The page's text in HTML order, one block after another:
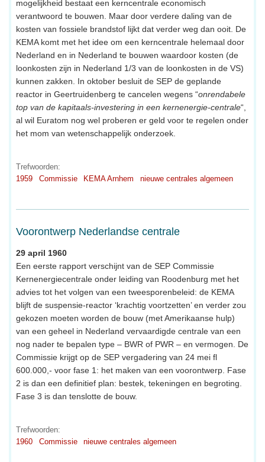
mogelijkheid bestaat een kerncentrale economisch
verantwoord te bouwen. Maar door verdere daling van de
kosten van fossiele brandstof lijkt dat verder weg dan ooit. De
KEMA komt met het idee om een kerncentrale helemaal door
Nederland en in Nederland te bouwen waardoor kosten (de
loonkosten zijn in Nederland 1/3 van de loonkosten in de VS)
kunnen zakken. In oktober besluit de SEP de geplande
reactor in Geertruidenberg te cancelen wegens “onrendabele
top van de kapitaals-investering in een kernenergie-centrale“,
al wil Euratom nog wel proberen er geld voor te regelen onder
het mom van wetenschappelijk onderzoek.
Trefwoorden:
1959
Commissie KEMA Arnhem nieuwe centrales algemeen
Voorontwerp Nederlandse centrale
29 april 1960
Een eerste rapport verschijnt van de SEP Commissie
Kernenergiecentrale onder leiding van Roodenburg met het
advies tot het volgen van een tweesporenbeleid: de KEMA
blijft de suspensie-reactor ‘krachtig voortzetten’ en verder zou
gekozen moeten worden de bouw (met Amerikaanse hulp)
van een geheel in Nederland vervaardigde centrale van een
nog nader te bepalen type – BWR of PWR – en vermogen. De
Commissie krijgt op de SEP vergadering van 24 mei fl
600.000,- voor fase 1: het maken van een voorontwerp. Fase
2 is dan een definitief plan: bestek, tekeningen en begroting.
Fase 3 is dan tenslotte de bouw.
Trefwoorden:
1960
Commissie nieuwe centrales algemeen